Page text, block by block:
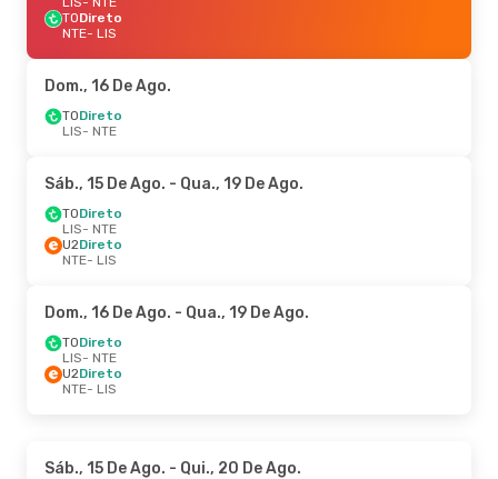
TODireto
NTE- LIS
Dom., 16 De Ago.
TODireto
LIS- NTE
Sáb., 15 De Ago. - Qua., 19 De Ago.
TODireto
LIS- NTE
U2Direto
NTE- LIS
Dom., 16 De Ago. - Qua., 19 De Ago.
TODireto
LIS- NTE
U2Direto
NTE- LIS
Sáb., 15 De Ago. - Qui., 20 De Ago.